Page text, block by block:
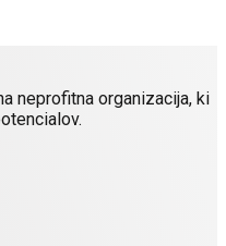
neprofitna organizacija, ki